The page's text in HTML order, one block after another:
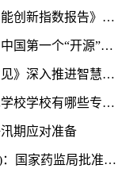
《2022全球人工智能创新指数报告》发布 中国人工智能发展成效显著
中美科技超重磅！中国第一个“开源”桌面操作系统问世 挑战微软、苹果全球市占率
江苏出台《实施意见》深入推进智慧社区建设
成都棠湖科学技术学校学校有哪些专业 学费怎么收
期应对准备
沛嘉医疗-B(09996)：国家药监局批准DCwireTM微导丝注册申请